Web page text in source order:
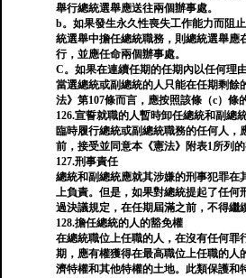
舉行總統選舉應送往兩個辦事處。
b。如果發生永久性喪失工作能力而阻
統選舉中擔任總統職務，則總統選舉應
行，並應任命兩個辦事處。
C。如果在連續任期的任期內以任何理
當選總統或副總統的人只能在任期剩餘
法》第107條而言，應按照該條（c）條
126.宣誓就職的人暫時卸任總統和副總
臨時履行總統或副總統職務的任何人，
前，接受並同意本《憲法》附表1所列的
127.刑事責任
總統和副總統應就其涉嫌的刑事犯罪在
上負責。但是，如果對總統提起了任何
過決議規定，在任期屆滿之前，不得繼
128.擔任總統的人的豁免權
在總統職位上任職的人，在沒有任何罪
期，應有權獲得在最高職位上任職的人
濟特權和其他特權的土地。此類保護和